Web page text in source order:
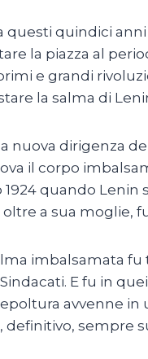
questi quindici
la piazza al
e grandi
la salma di
nuova dirigenza
il corpo
1924 quando
a sua moglie,
imbalsamata fu
E fu in
avvenne
sempre